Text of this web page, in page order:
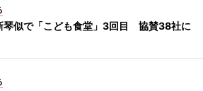
琴似で「こども食堂」3回目 協賛38社に